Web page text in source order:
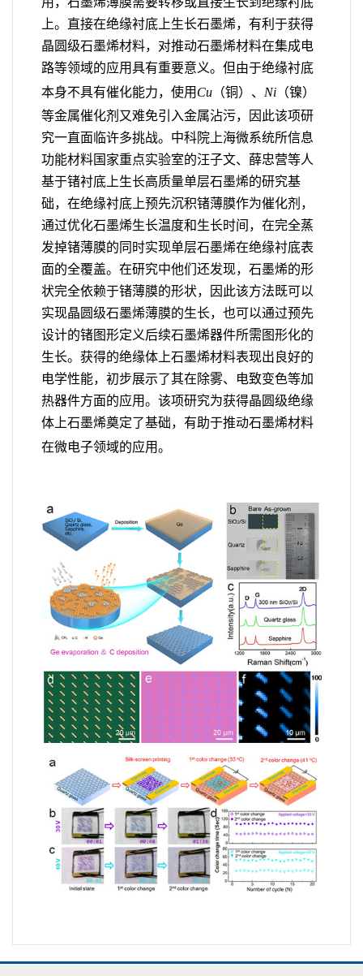
上。直接在绝缘衬底上生长石墨烯，有利于获得
晶圆级石墨烯材料，对推动石墨烯材料在集成电
路等领域的应用具有重要意义。但由于绝缘衬底
本身不具有催化能力，使用 Cu （铜）、 Ni （镍）
等金属催化剂又难免引入金属沾污，因此该项研
究一直面临许多挑战。中科院上海微系统所信息
功能材料国家重点实验室的汪子文、薛忠营等人
基于锗衬底上生长高质量单层石墨烯的研究基
础，在绝缘衬底上预先沉积锗薄膜作为催化剂，
通过优化石墨烯生长温度和生长时间，在完全蒸
发掉锗薄膜的同时实现单层石墨烯在绝缘衬底表
面的全覆盖。在研究中他们还发现，石墨烯的形
状完全依赖于锗薄膜的形状，因此该方法既可以
实现晶圆级石墨烯薄膜的生长，也可以通过预先
设计的锗图形定义后续石墨烯器件所需图形化的
生长。获得的绝缘体上石墨烯材料表现出良好的
电学性能，初步展示了其在除雾、电致变色等加
热器件方面的应用。该项研究为获得晶圆级绝缘
体上石墨烯奠定了基础，有助于推动石墨烯材料
在微电子领域的应用。